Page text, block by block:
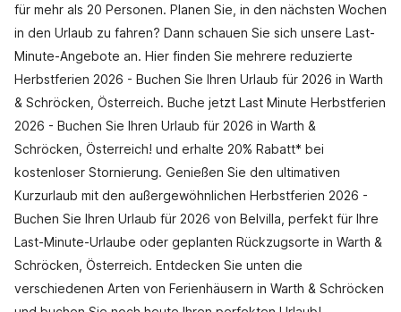
für mehr als 20 Personen. Planen Sie, in den nächsten Wochen
in den Urlaub zu fahren? Dann schauen Sie sich unsere Last-
Minute-Angebote an. Hier finden Sie mehrere reduzierte
Herbstferien 2026 - Buchen Sie Ihren Urlaub für 2026 in Warth
& Schröcken, Österreich. Buche jetzt Last Minute Herbstferien
2026 - Buchen Sie Ihren Urlaub für 2026 in Warth &
Schröcken, Österreich! und erhalte 20% Rabatt* bei
kostenloser Stornierung. Genießen Sie den ultimativen
Kurzurlaub mit den außergewöhnlichen Herbstferien 2026 -
Buchen Sie Ihren Urlaub für 2026 von Belvilla, perfekt für Ihre
Last-Minute-Urlaube oder geplanten Rückzugsorte in Warth &
Schröcken, Österreich. Entdecken Sie unten die
verschiedenen Arten von Ferienhäusern in Warth & Schröcken